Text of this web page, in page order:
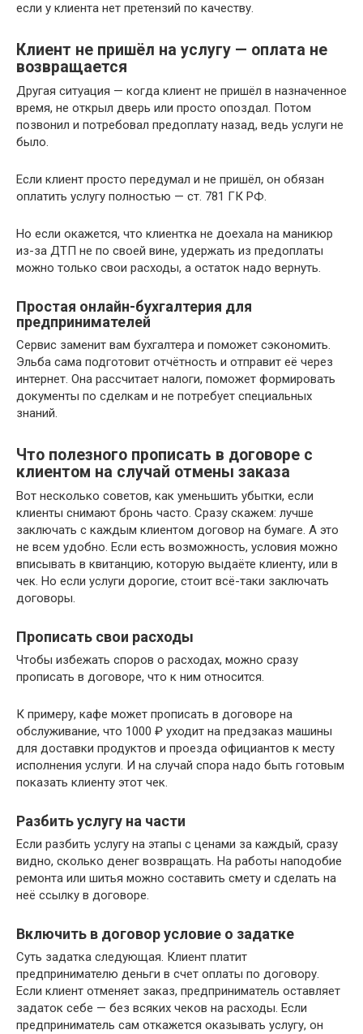
если у клиента нет претензий по качеству.
Клиент не пришёл на услугу — оплата не
возвращается
Другая ситуация — когда клиент не пришёл в назначенное
время, не открыл дверь или просто опоздал. Потом
позвонил и потребовал предоплату назад, ведь услуги не
было.
Если клиент просто передумал и не пришёл, он обязан
оплатить услугу полностью — ст. 781 ГК РФ.
Но если окажется, что клиентка не доехала на маникюр
из-за ДТП не по своей вине, удержать из предоплаты
можно только свои расходы, а остаток надо вернуть.
Простая онлайн-бухгалтерия для
предпринимателей
Сервис заменит вам бухгалтера и поможет сэкономить.
Эльба сама подготовит отчётность и отправит её через
интернет. Она рассчитает налоги, поможет формировать
документы по сделкам и не потребует специальных
знаний.
Что полезного прописать в договоре с
клиентом на случай отмены заказа
Вот несколько советов, как уменьшить убытки, если
клиенты снимают бронь часто. Сразу скажем: лучше
заключать с каждым клиентом договор на бумаге. А это
не всем удобно. Если есть возможность, условия можно
вписывать в квитанцию, которую выдаёте клиенту, или в
чек. Но если услуги дорогие, стоит всё-таки заключать
договоры.
Прописать свои расходы
Чтобы избежать споров о расходах, можно сразу
прописать в договоре, что к ним относится.
К примеру, кафе может прописать в договоре на
обслуживание, что 1000 ₽ уходит на предзаказ машины
для доставки продуктов и проезда официантов к месту
исполнения услуги. И на случай спора надо быть готовым
показать клиенту этот чек.
Разбить услугу на части
Если разбить услугу на этапы с ценами за каждый, сразу
видно, сколько денег возвращать. На работы наподобие
ремонта или шитья можно составить смету и сделать на
неё ссылку в договоре.
Включить в договор условие о задатке
Суть задатка следующая. Клиент платит
предпринимателю деньги в счет оплаты по договору.
Если клиент отменяет заказ, предприниматель оставляет
задаток себе — без всяких чеков на расходы. Если
предприниматель сам откажется оказывать услугу, он